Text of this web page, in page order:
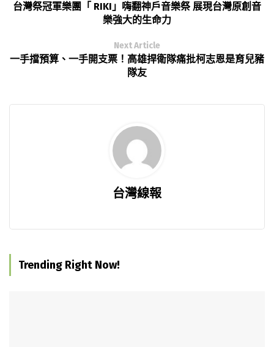
台灣祭冠軍樂團「 RIKI」嗨翻神戶音樂祭 展現台灣原創音
樂強大的生命力
Next Article
一手擋預算、一手開支票！高雄捍衛隊痛批柯志恩是育兒豬
隊友
台灣線報
Trending Right Now!